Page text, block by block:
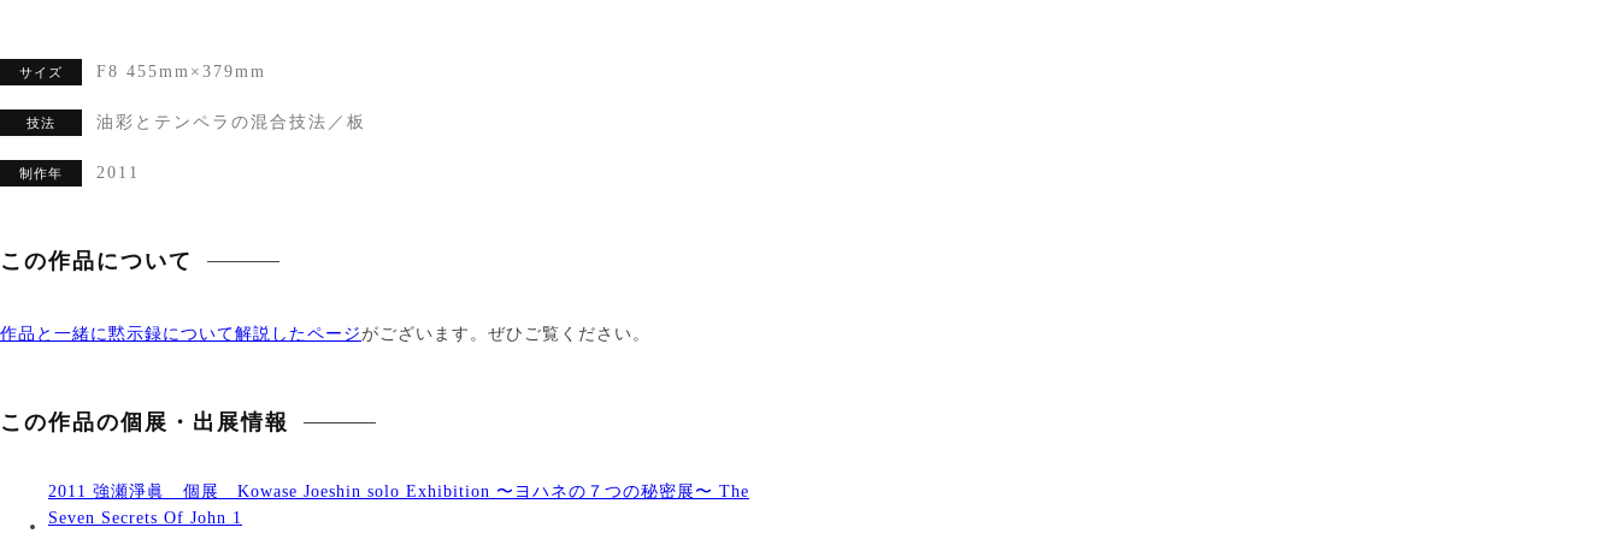
サイズ F8 455mm×379mm
技法 油彩とテンペラの混合技法／板
制作年 2011
この作品について
作品と一緒に黙示録について解説したページがございます。ぜひご覧ください。
この作品の個展・出展情報
2011 強瀬淨眞 個展 Kowase Joeshin solo Exhibition 〜ヨハネの７つの秘密展〜 The
Seven Secrets Of John 1